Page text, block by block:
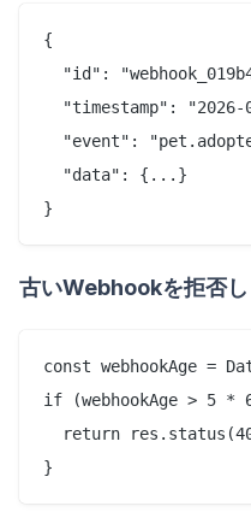
{
"id":
"timestamp": "2026-
"event":
  "data": {...}
古いWebhookを拒否
const webhookAge =
if (webhookAge > 5
return